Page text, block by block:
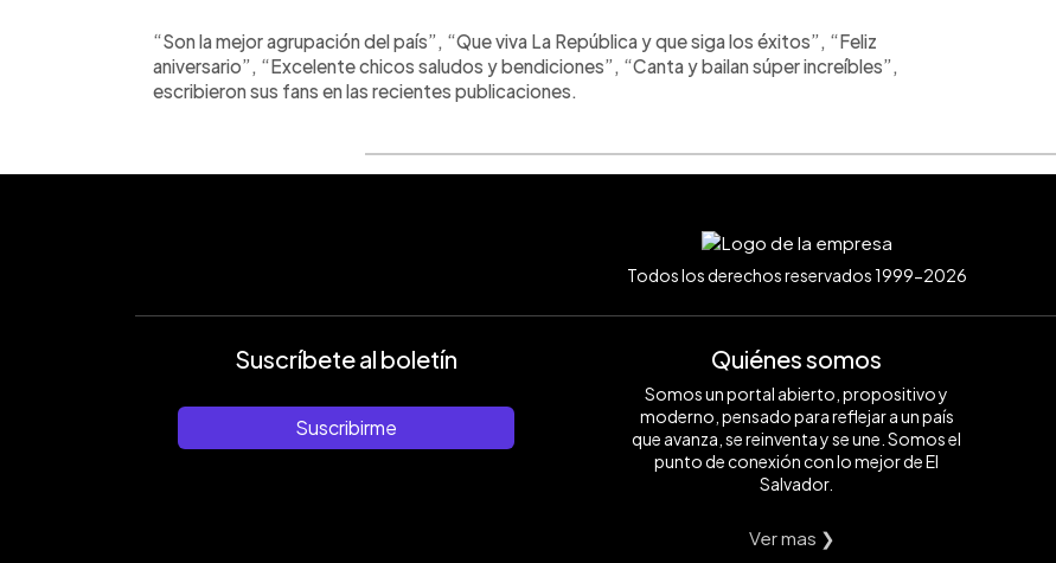
“Son la mejor agrupación del país”, “Que viva La República y que siga los éxitos”, “Feliz
aniversario”, “Excelente chicos saludos y bendiciones”, “Canta y bailan súper increíbles”,
escribieron sus fans en las recientes publicaciones.
Todos los derechos reservados 1999-2026
Suscríbete al boletín
Suscribirme
Quiénes somos
Somos un portal abierto, propositivo y
moderno, pensado para reflejar a un país
que avanza, se reinventa y se une. Somos el
punto de conexión con lo mejor de El
Salvador.
Ver mas ❯